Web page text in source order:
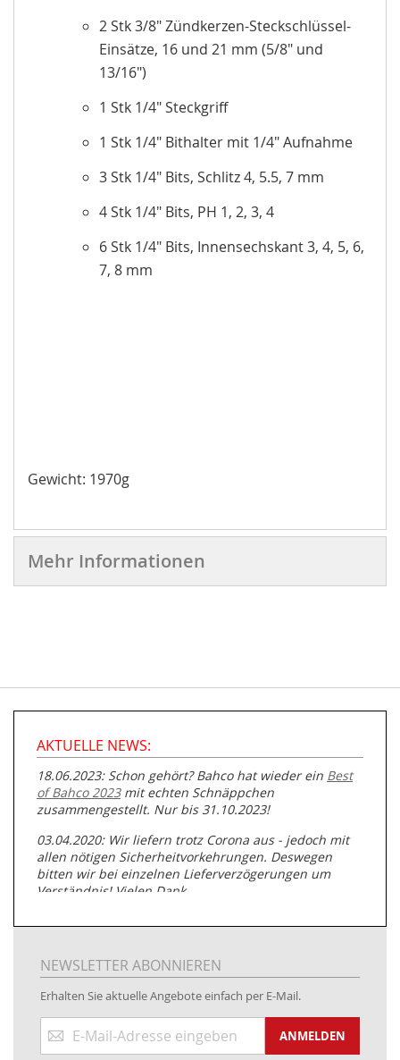
2 Stk 3/8" Zündkerzen-Steckschlüssel-
Einsätze, 16 und 21 mm (5/8" und
13/16")
1 Stk 1/4" Steckgriff
1 Stk 1/4" Bithalter mit 1/4" Aufnahme
3 Stk 1/4" Bits, Schlitz 4, 5.5, 7 mm
4 Stk 1/4" Bits, PH 1, 2, 3, 4
6 Stk 1/4" Bits, Innensechskant 3, 4, 5, 6,
7, 8 mm
Gewicht: 1970g
Mehr Informationen
AKTUELLE NEWS:
18.06.2023: Schon gehört? Bahco hat wieder ein Best
of Bahco 2023mit echten Schnäppchen
zusammengestellt. Nur bis 31.10.2023!
03.04.2020: Wir liefern trotz Corona aus - jedoch mit
allen nötigen Sicherheitvorkehrungen. Deswegen
bitten wir bei einzelnen Lieferverzögerungen um
Verständnis! Vielen Dank.
05.07.2019: Neuester Zugang zu unserer
Rohrbearbeitung
01.06.2019: Individuell
bedruckte Kabeltrommeln
www.kabeltrommeln-versand.de/Kabelbedruckung
04.11.2018: Überarbeitung der Corporate Identity (CI)
NEWSLETTER ABONNIEREN
Erhalten Sie aktuelle Angebote einfach per E-Mail.
zum
ANMELDEN